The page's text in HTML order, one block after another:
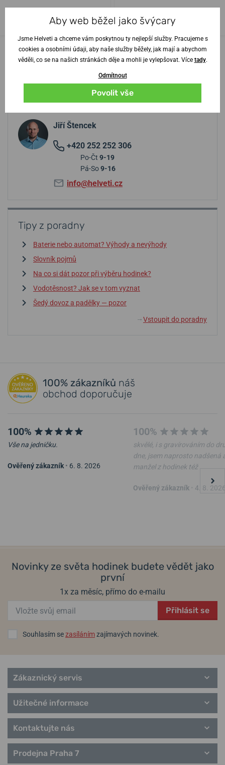
5 270 Kč 5 270 Kč
Potřebujete radu? Obraťte se na
specialistu
Jiří Štencek
+420 252 252 306
Po-Čt 9-19
Pá-So9-16
info@helveti.cz
Tipy z poradny
Baterie nebo automat? Výhody a nevýhody
Slovník pojmů
Na co si dát pozor při výběru hodinek?
Vodotěsnost? Jak se v tom vyznat
Šedý dovoz a padělky — pozor
↓ Vstoupit do poradny
100% zákazníků náš
obchod doporučuje
100%
Vše na jedničku.
Ověřený zákazník • 6. 8. 2026
100%
skvělé, i s gravírováním do
dne, jsem naprosto nadšená
manžel z hodinek též
Ověřený zákazník 4. 8.
Novinky ze světa hodinek budete vědět jako
první
1x za měsíc, přímo do e-mailu
Přihlásit se
Souhlasím sezasílánímzajímavých novinek.
Zákaznický servis
Užitečné informace
Kontaktujte nás
Prodejna Praha 7
Aby web běžel jako švýcary
Jsme Helveti a chceme vám poskytnou ty nejlepší služby. Pracujeme s
cookies a osobními údaji, aby naše služby běžely, jak mají a abychom
věděli, co se na našich stránkách děje a mohli je vylepšovat. Více tady.
Odmítnout
Povolit vše